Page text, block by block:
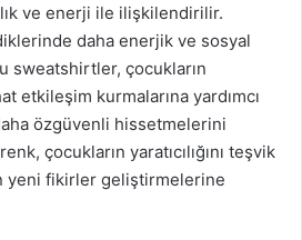
ve enerji ile ilişkilendirilir.
daha enerjik ve sosyal
sweatshirtler, çocukların
etkileşim kurmalarına yardımcı
özgüvenli hissetmelerini
çocukların yaratıcılığını teşvik
yeni fikirler geliştirmelerine